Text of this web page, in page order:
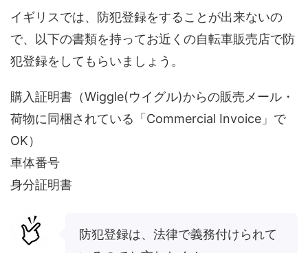
イギリスでは、防犯登録をすることが出来ないの
で、以下の書類を持ってお近くの自転車販売店で防
犯登録をしてもらいましょう。
購入証明書（Wiggle(ウイグル)からの販売メール・
荷物に同梱されている「Commercial Invoice」で
OK）
車体番号
身分証明書
防犯登録は、法律で義務付けられて